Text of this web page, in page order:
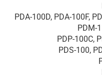
PDA-100D, PDA-100F,
PDM-
PDP-100C,
PDS-100,